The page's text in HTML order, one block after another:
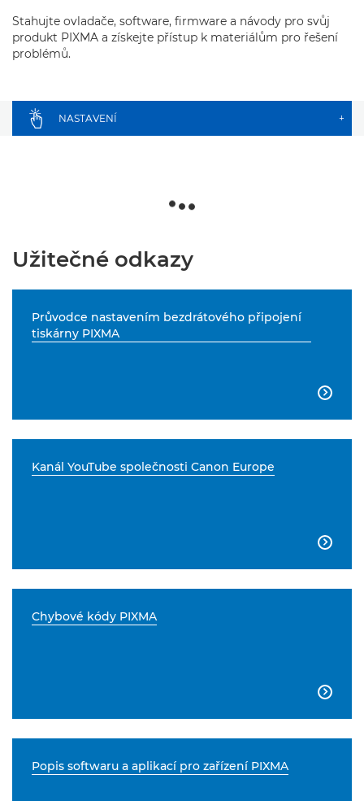
Stahujte ovladače, software, firmware a návody pro svůj
produkt PIXMA a získejte přístup k materiálům pro řešení
problémů.
NASTAVENÍ +
Užitečné odkazy
Průvodce nastavením bezdrátového připojení
tiskárny PIXMA

Kanál YouTube společnosti Canon Europe

Chybové kódy PIXMA

Popis softwaru a aplikací pro zařízení PIXMA